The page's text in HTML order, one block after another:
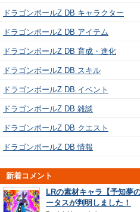
ドラゴンボールZ DB キャラクター
ドラゴンボールZ DB アイテム
ドラゴンボールZ DB 育成・進化
ドラゴンボールZ DB スキル
ドラゴンボールZ DB イベント
ドラゴンボールZ DB 雑談
ドラゴンボールZ DB クエスト
ドラゴンボールZ DB 情報
新着コメント
LRの素材キャラ【予知夢
ータスが判明しました！